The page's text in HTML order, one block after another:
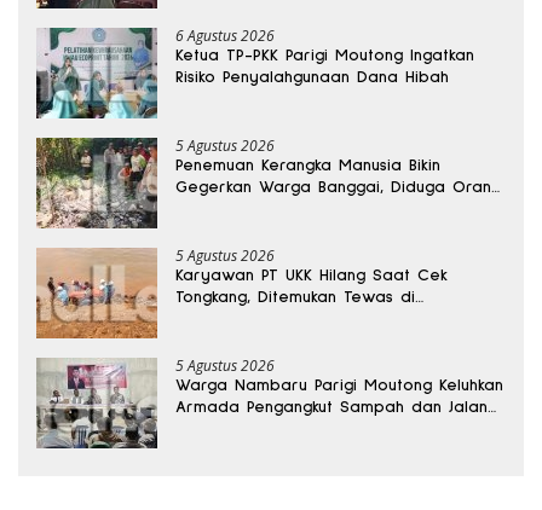
6 Agustus 2026
Ketua TP-PKK Parigi Moutong Ingatkan
Risiko Penyalahgunaan Dana Hibah
5 Agustus 2026
Penemuan Kerangka Manusia Bikin
Gegerkan Warga Banggai, Diduga Orang
5 Agustus 2026
Karyawan PT UKK Hilang Saat Cek
Tongkang, Ditemukan Tewas di
5 Agustus 2026
Warga Nambaru Parigi Moutong Keluhkan
Armada Pengangkut Sampah dan Jalan